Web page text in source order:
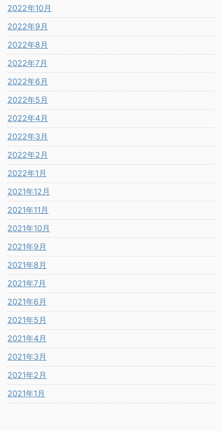
2022年10月
2022年9月
2022年8月
2022年7月
2022年6月
2022年5月
2022年4月
2022年3月
2022年2月
2022年1月
2021年12月
2021年11月
2021年10月
2021年9月
2021年8月
2021年7月
2021年6月
2021年5月
2021年4月
2021年3月
2021年2月
2021年1月